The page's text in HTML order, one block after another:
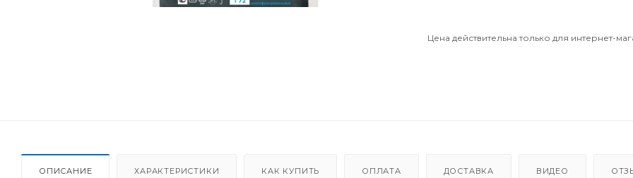
Цена действительна только для интернет-
ОПИСАНИЕ ХАРАКТЕРИСТИКИ КАК КУПИТЬ ОПЛАТА ДОСТАВКА ВИДЕО